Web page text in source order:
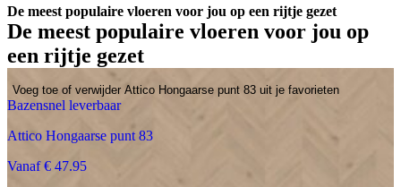
De meest populaire vloeren voor jou op een rijtje gezet
De meest populaire vloeren voor jou op
een rijtje gezet
Voeg toe of verwijder Attico Hongaarse punt 83 uit je favorieten
Bazensnel leverbaar
Attico Hongaarse punt 83
Vanaf € 47.95